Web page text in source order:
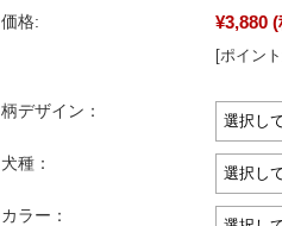
価格: ¥3,880 (
[ポイン
柄デザイン：
犬種：
カラー：